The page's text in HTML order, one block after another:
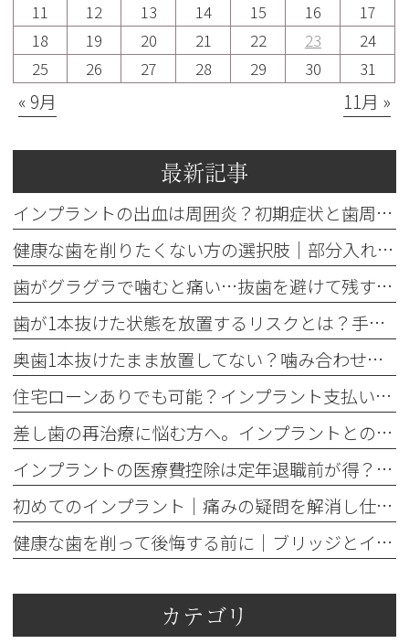
11 12 13 14 15 16
17
18
19 20 21 22 23
24
25
26 27 28 29 30 31
« 9月 11月 »
最新記事
インプラントの出血は周囲炎？初期症状と歯周病との違いを解説
健康な歯を削りたくない方の選択肢｜部分入れ歯・ブリッジ・人工歯根
歯がグラグラで噛むと痛い…抜歯を避けて残す基準を歯科医が解説
歯が1本抜けた状態を放置するリスクとは？手遅れを防ぐ3つの治療法
奥歯1本抜けたまま放置してない？噛み合わせの違和感と3つの治療法
住宅ローンありでも可能？インプラント支払いのデンタルローン審査と控除
差し歯の再治療に悩む方へ。インプラントとの違いと3つの判断基準
インプラントの医療費控除は定年退職前が得？還付額で損しない方法
初めてのインプラント｜痛みの疑問を解消し仕事への影響を防ぐ対策
健康な歯を削って後悔する前に｜ブリッジとインプラント5つの判断基準
カテゴリ